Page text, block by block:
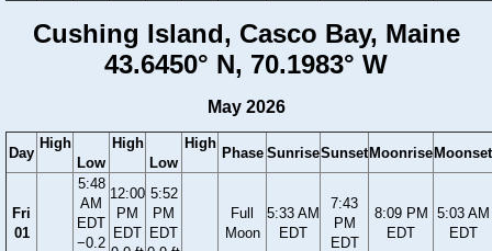
Cushing Island, Casco Bay, Maine
43.6450° N, 70.1983° W
May 2026
Day
High
Low
High
Low
High
Phase SunriseSunset Moonrise Moonset
Fri
01
5:48
AM
EDT
−0.2
12:00
PM
EDT
5:52
PM
EDT
Full
Moon
5:33 AM
EDT
7:43
PM
EDT
8:09 PM
EDT
5:03 AM
EDT